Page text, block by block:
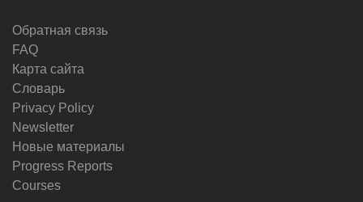
Обратная связь
FAQ
Карта сайта
Словарь
Privacy Policy
Newsletter
Новые материалы
Progress Reports
Courses